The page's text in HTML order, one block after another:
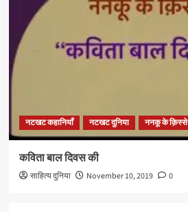
नटखट कहानियाँ नटखट दुनिया ननकू के क़िस्से
कविता बाल दिवस की
साहित्य दुनिया November 10, 2019 0